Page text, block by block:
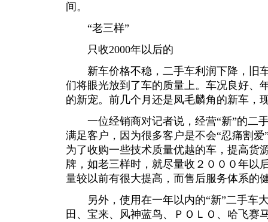
间。
“老三样”
只收2000年以后的
新车价格不稳，二手车利润下降，旧
们将眼光放到了车的质量上。车况良好、
的新宠。前几个月还是凤毛麟角的新车，
一位经销商对记者说，经营“新”的二
满足客户，因为很多客户是不会“忍痛割
为了收购一些技术质量优越的车，提高货
牌，如老三样时，就尽量收２０００年以
量较以前有很大提高，而售后服务体系的
另外，使用在一年以内的“新”二手车
田、宝来、风神蓝鸟、ＰＯＬＯ、哈飞赛